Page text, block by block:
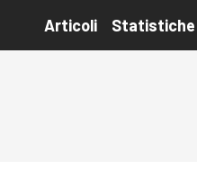
Articoli Statistiche